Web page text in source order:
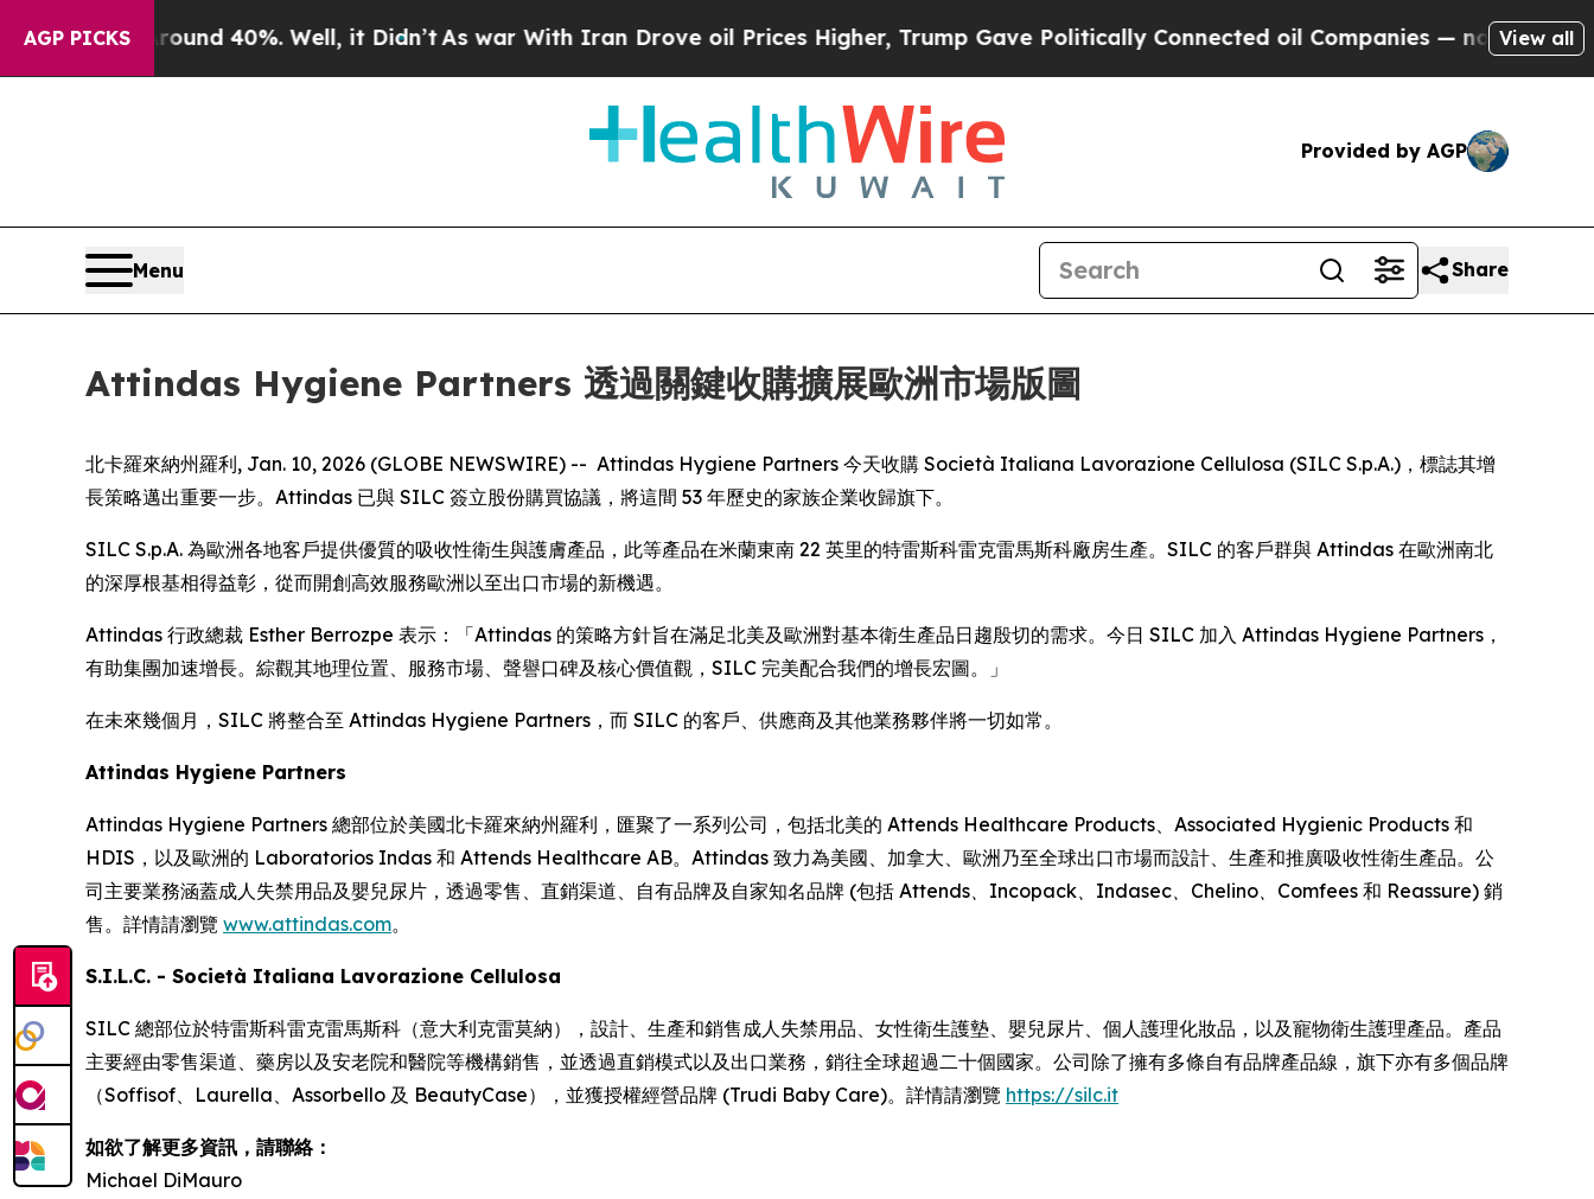
AGP PICKS
Around 40%. Well, it Didn’t As war With Iran Drove oil Prices Higher, Trump Gave Politically Connected oil Companies — not Taxpayers —
View all
Provided by AGP
Menu Share
Attindas Hygiene Partners 透過關鍵收購擴展歐洲市場版圖
北卡羅來納州羅利, Jan. 10, 2026 (GLOBE NEWSWIRE) -- Attindas Hygiene Partners 今天收購 Società Italiana Lavorazione Cellulosa (SILC S.p.A.)，標誌其增
長策略邁出重要一步。Attindas 已與 SILC 簽立股份購買協議，將這間 53 年歷史的家族企業收歸旗下。
SILC S.p.A. 為歐洲各地客戶提供優質的吸收性衛生與護膚產品，此等產品在米蘭東南 22 英里的特雷斯科雷克雷馬斯科廠房生產。SILC 的客戶群與 Attindas 在歐洲南北
的深厚根基相得益彰，從而開創高效服務歐洲以至出口市場的新機遇。
Attindas 行政總裁 Esther Berrozpe 表示：「Attindas 的策略方針旨在滿足北美及歐洲對基本衛生產品日趨殷切的需求。今日 SILC 加入 Attindas Hygiene Partners，
有助集團加速增長。綜觀其地理位置、服務市場、聲譽口碑及核心價值觀，SILC 完美配合我們的增長宏圖。」
在未來幾個月，SILC 將整合至 Attindas Hygiene Partners，而 SILC 的客戶、供應商及其他業務夥伴將一切如常。
Attindas Hygiene Partners
Attindas Hygiene Partners 總部位於美國北卡羅來納州羅利，匯聚了一系列公司，包括北美的 Attends Healthcare Products、Associated Hygienic Products 和
HDIS，以及歐洲的 Laboratorios Indas 和 Attends Healthcare AB。Attindas 致力為美國、加拿大、歐洲乃至全球出口市場而設計、生產和推廣吸收性衛生產品。公
司主要業務涵蓋成人失禁用品及嬰兒尿片，透過零售、直銷渠道、自有品牌及自家知名品牌 (包括 Attends、Incopack、Indasec、Chelino、Comfees 和 Reassure) 銷
售。詳情請瀏覽 www.attindas.com。
S.I.L.C. - Società Italiana Lavorazione Cellulosa
SILC 總部位於特雷斯科雷克雷馬斯科（意大利克雷莫納），設計、生產和銷售成人失禁用品、女性衛生護墊、嬰兒尿片、個人護理化妝品，以及寵物衛生護理產品。產品
主要經由零售渠道、藥房以及安老院和醫院等機構銷售，並透過直銷模式以及出口業務，銷往全球超過二十個國家。公司除了擁有多條自有品牌產品線，旗下亦有多個品牌
（Soffisof、Laurella、Assorbello 及 BeautyCase），並獲授權經營品牌 (Trudi Baby Care)。詳情請瀏覽 https://silc.it
如欲了解更多資訊，請聯絡：
Michael DiMauro